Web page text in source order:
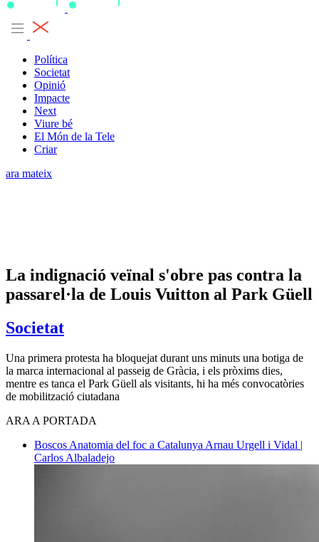
Política
Societat
Opinió
Impacte
Next
Viure bé
El Món de la Tele
Criar
ara mateix
La indignació veïnal s'obre pas contra la
passarel·la de Louis Vuitton al Park Güell
Societat
Una primera protesta ha bloquejat durant uns minuts una botiga de
la marca internacional al passeig de Gràcia, i els pròxims dies,
mentre es tanca el Park Güell als visitants, hi ha més convocatòries
de mobilització ciutadana
ARA A PORTADA
Boscos Anatomia del foc a Catalunya Arnau Urgell i Vidal |
Carlos Albaladejo